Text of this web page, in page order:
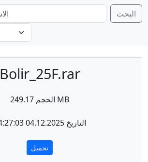
البحث
Bolir_25F.rar
الحجم 249.17 MB
التاريخ 04.12.2025 04:27:03
تحميل